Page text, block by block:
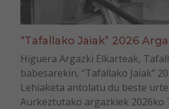
“Tafallako Jaiak” 2026
Higuera Argazki Elkarteak,
babesarekin, “Tafallako Jaiak”
Lehiaketa antolatu du beste
Aurkeztutako argazkiek 2026ko